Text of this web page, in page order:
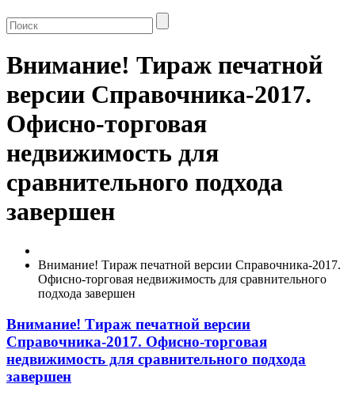
Внимание! Тираж печатной
версии Справочника-2017.
Офисно-торговая
недвижимость для
сравнительного подхода
завершен
Внимание! Тираж печатной версии Справочника-2017.
Офисно-торговая недвижимость для сравнительного
подхода завершен
Внимание! Тираж печатной версии
Справочника-2017. Офисно-торговая
недвижимость для сравнительного подхода
завершен